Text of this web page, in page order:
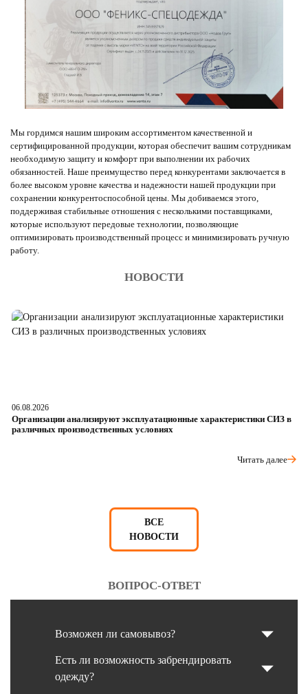
Мы гордимся нашим широким ассортиментом качественной и
сертифицированной продукции, которая обеспечит вашим сотрудникам
необходимую защиту и комфорт при выполнении их рабочих
обязанностей. Наше преимущество перед конкурентами заключается в
более высоком уровне качества и надежности нашей продукции при
сохранении конкурентоспособной цены. Мы добиваемся этого,
поддерживая стабильные отношения с несколькими поставщиками,
которые используют передовые технологии, позволяющие
оптимизировать производственный процесс и минимизировать ручную
работу.
НОВОСТИ
06.08.2026
Организации анализируют эксплуатационные характеристики СИЗ в
различных производственных условиях
Читать далее
ВСЕ
НОВОСТИ
ВОПРОС-ОТВЕТ
Возможен ли самовывоз?
Есть ли возможность забрендировать
одежду?